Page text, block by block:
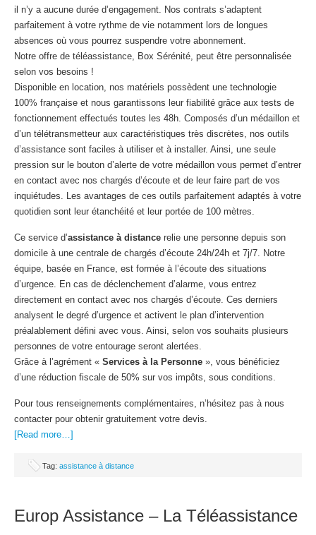
il n’y a aucune durée d’engagement. Nos contrats s’adaptent
parfaitement à votre rythme de vie notamment lors de longues
absences où vous pourrez suspendre votre abonnement.
Notre offre de téléassistance, Box Sérénité, peut être personnalisée
selon vos besoins !
Disponible en location, nos matériels possèdent une technologie
100% française et nous garantissons leur fiabilité grâce aux tests de
fonctionnement effectués toutes les 48h. Composés d’un médaillon et
d’un télétransmetteur aux caractéristiques très discrètes, nos outils
d’assistance sont faciles à utiliser et à installer. Ainsi, une seule
pression sur le bouton d’alerte de votre médaillon vous permet d’entrer
en contact avec nos chargés d’écoute et de leur faire part de vos
inquiétudes. Les avantages de ces outils parfaitement adaptés à votre
quotidien sont leur étanchéité et leur portée de 100 mètres.
Ce service d’assistance à distance relie une personne depuis son
domicile à une centrale de chargés d’écoute 24h/24h et 7j/7. Notre
équipe, basée en France, est formée à l’écoute des situations
d’urgence. En cas de déclenchement d’alarme, vous entrez
directement en contact avec nos chargés d’écoute. Ces derniers
analysent le degré d’urgence et activent le plan d’intervention
préalablement défini avec vous. Ainsi, selon vos souhaits plusieurs
personnes de votre entourage seront alertées.
Grâce à l’agrément « Services à la Personne », vous bénéficiez
d’une réduction fiscale de 50% sur vos impôts, sous conditions.
Pour tous renseignements complémentaires, n’hésitez pas à nous
contacter pour obtenir gratuitement votre devis.
[Read more…]
Tag: assistance à distance
Europ Assistance – La Téléassistance